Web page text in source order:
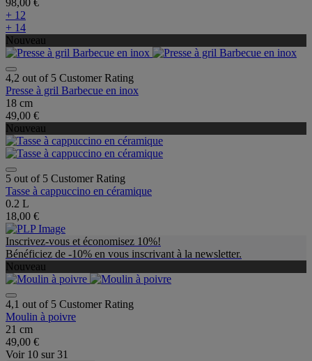
+ 12
+ 14
Nouveau
4,2 out of 5 Customer Rating
Presse à gril Barbecue en inox
18 cm
49,00 €
Nouveau
5 out of 5 Customer Rating
Tasse à cappuccino en céramique
0.2 L
18,00 €
Inscrivez-vous et économisez 10%!
Bénéficiez de -10% en vous inscrivant à la newsletter.
Nouveau
4,1 out of 5 Customer Rating
Moulin à poivre
21 cm
49,00 €
Voir 10 sur31